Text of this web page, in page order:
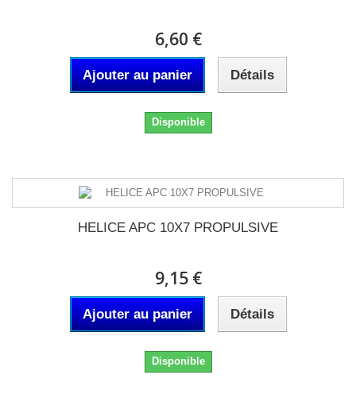
6,60 €
Ajouter au panier Détails
Disponible
HELICE APC 10X7 PROPULSIVE
9,15 €
Ajouter au panier Détails
Disponible